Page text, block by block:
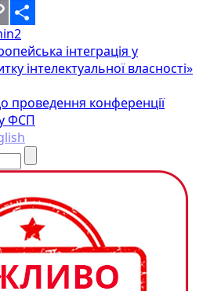
Share
інтеграція у
інтелектуальної власності»
конференції
ФСП